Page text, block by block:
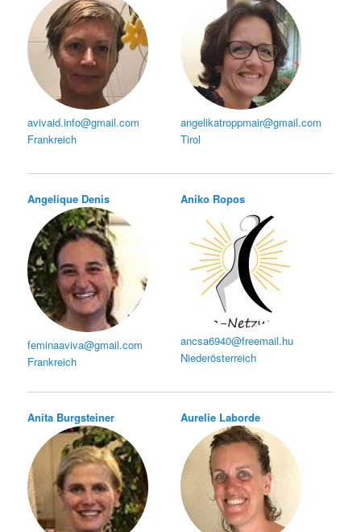
avivaid.info@gmail.com
Frankreich
angelikatroppmair@gmail.com
Tirol
Angelique Denis
feminaaviva@gmail.com
Frankreich
Aniko Ropos
ancsa6940@freemail.hu
Niederösterreich
Anita Burgsteiner Aurelie Laborde